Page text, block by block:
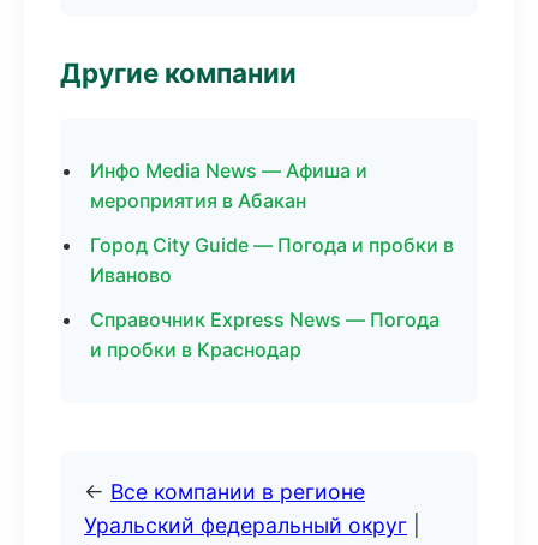
Другие компании
Инфо Media News — Афиша и
мероприятия в Абакан
Город City Guide — Погода и пробки в
Иваново
Справочник Express News — Погода
и пробки в Краснодар
← Все компании в регионе
Уральский федеральный округ